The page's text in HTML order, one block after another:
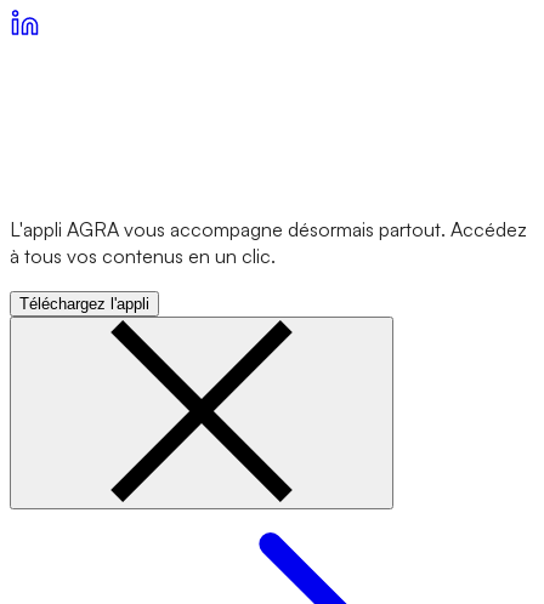
L'appli AGRA vous accompagne désormais partout. Accédez
à tous vos contenus en un clic.
Téléchargez l'appli